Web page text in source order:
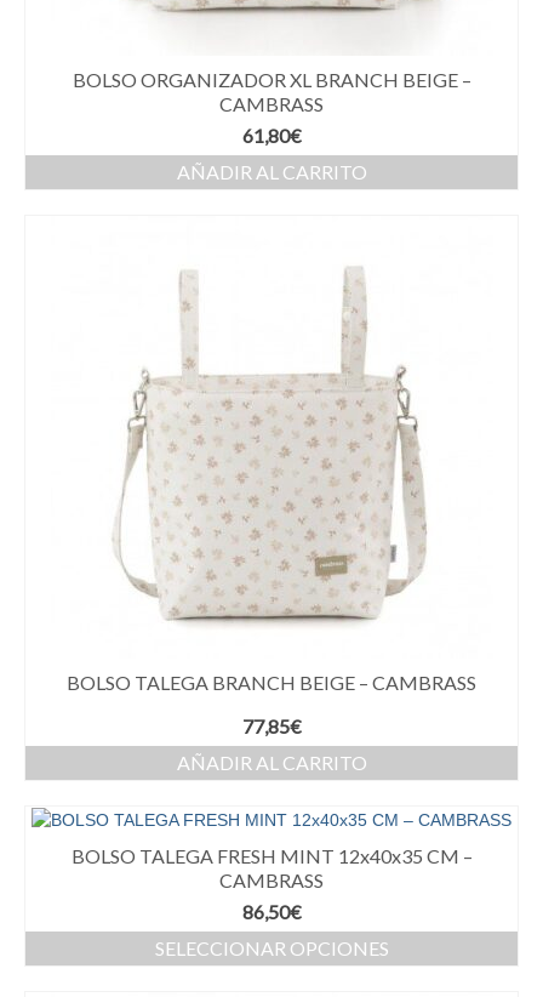
BOLSO ORGANIZADOR XL BRANCH BEIGE –
CAMBRASS
61,80€
AÑADIR AL CARRITO
BOLSO TALEGA BRANCH BEIGE – CAMBRASS
77,85€
AÑADIR AL CARRITO
BOLSO TALEGA FRESH MINT 12x40x35 CM –
CAMBRASS
86,50€
SELECCIONAR OPCIONES